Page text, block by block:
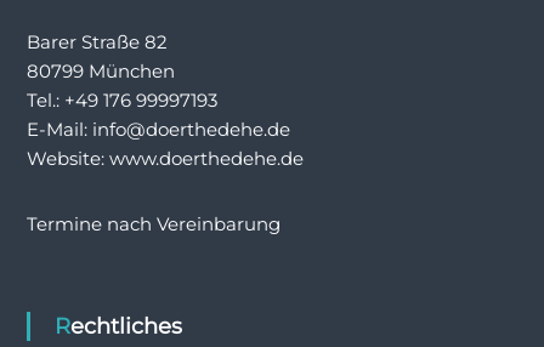
Barer Straße 82
80799 München
Tel.: +49 176 99997193
E-Mail: info@doerthedehe.de
Website: www.doerthedehe.de
Termine nach Vereinbarung
Rechtliches